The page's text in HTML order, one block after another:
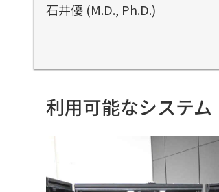
石井優 (M.D., Ph.D.)
利用可能なシステム